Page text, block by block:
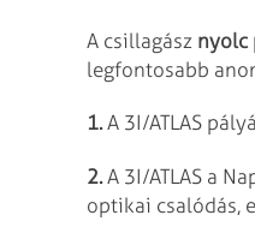
A csillagász nyolc
legfontosabb
1.A 3I/ATLAS
2.A 3I/ATLAS a
optikai csalódás,